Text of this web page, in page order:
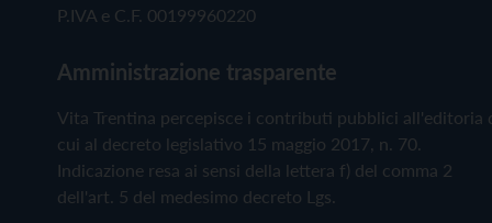
P.IVA e C.F. 00199960220
Amministrazione trasparente
Vita Trentina percepisce i contributi pubblici all'editoria
cui al decreto legislativo 15 maggio 2017, n. 70.
Indicazione resa ai sensi della lettera f) del comma 2
dell'art. 5 del medesimo decreto Lgs.